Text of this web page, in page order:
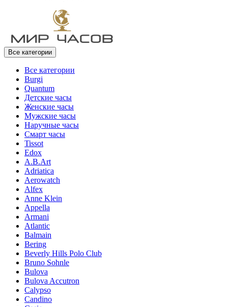
Все категории
Все категории
Burgi
Quantum
Детские часы
Женские часы
Мужские часы
Наручные часы
Смарт часы
Tissot
Edox
A.B.Art
Adriatica
Aerowatch
Alfex
Anne Klein
Appella
Armani
Atlantic
Balmain
Bering
Beverly Hills Polo Club
Bruno Sohnle
Bulova
Bulova Accutron
Calypso
Candino